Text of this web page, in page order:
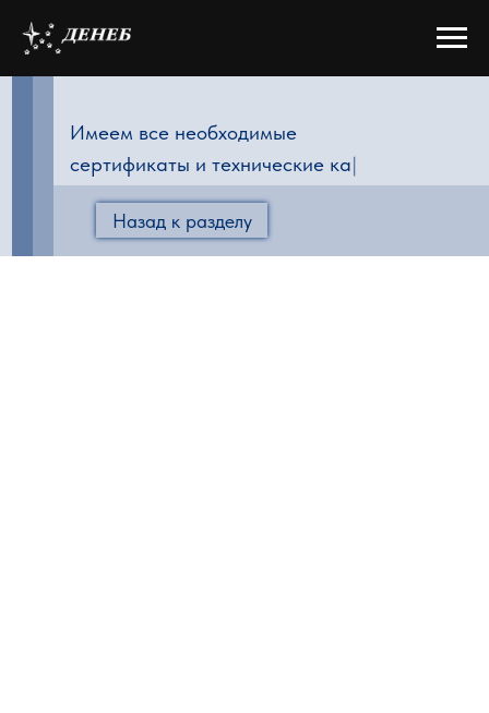
Имеем все необходимые
сертификаты и технические каталог
Назад к разделу